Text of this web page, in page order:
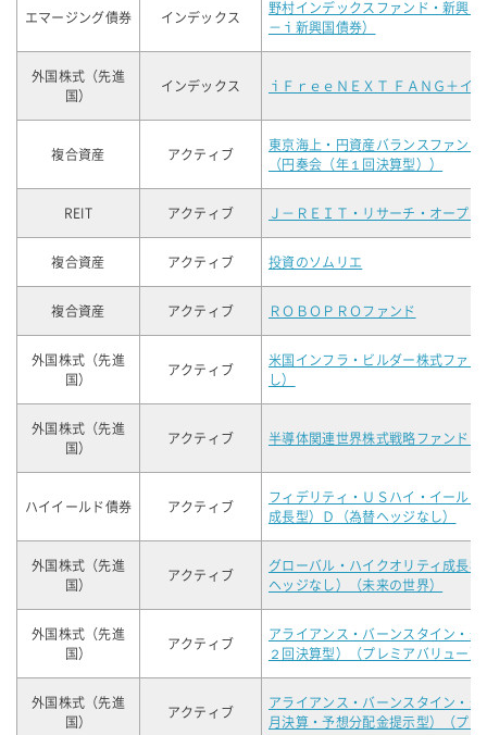
エマージング債券 インデックス
野村インデックスファンド・新興
－ｉ新興国債券）
外国株式（先進
国）
インデックス ｉＦｒｅｅＮＥＸＴ ＦＡＮＧ＋イ
複合資産 アクティブ
東京海上・円資産バランスファンド
（円奏会（年１回決算型））
REIT アクティブ Ｊ－ＲＥＩＴ・リサーチ・オープ
複合資産 アクティブ 投資のソムリエ
複合資産 アクティブ ＲＯＢＯＰＲＯファンド
外国株式（先進
国）
アクティブ
米国インフラ・ビルダー株式ファン
し）
外国株式（先進
国）
アクティブ 半導体関連世界株式戦略ファンド（
ハイイールド債券 アクティブ
フィデリティ・ＵＳハイ・イール
成長型）Ｄ（為替ヘッジなし）
外国株式（先進
国）
アクティブ
グローバル・ハイクオリティ成長
ヘッジなし）（未来の世界）
外国株式（先進
国）
アクティブ
アライアンス・バーンスタイン・
２回決算型）（プレミアバリュー）
外国株式（先進
国）
アクティブ
アライアンス・バーンスタイン・
月決算・予想分配金提示型）（プ